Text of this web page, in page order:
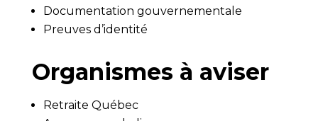
Documentation gouvernementale
Preuves d’identité
Organismes à aviser
Retraite Québec